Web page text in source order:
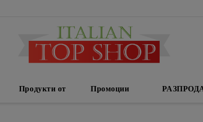
Продукти от Промоции